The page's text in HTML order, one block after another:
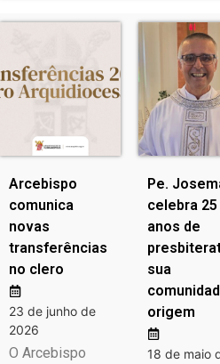
Arcebispo
comunica
novas
transferências
no clero
23 de junho de
2026
O Arcebispo
Pe.
celebra 25
anos de
sua
origem
18 de maio